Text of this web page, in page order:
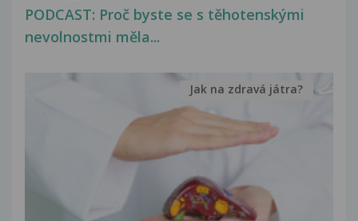
PODCAST: Proč byste se s těhotenskými
nevolnostmi měla...
Jak na zdravá játra?